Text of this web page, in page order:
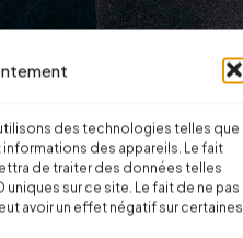
des technologies telles que
des appareils. Le fait
de traiter des données telles
sur ce site. Le fait de ne pas
avoir un effet négatif sur certaines